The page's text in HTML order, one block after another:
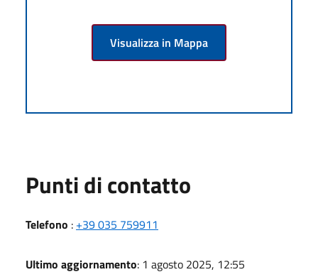
Visualizza in Mappa
Punti di contatto
Telefono : +39 035 759911
Ultimo aggiornamento: 1 agosto 2025, 12:55